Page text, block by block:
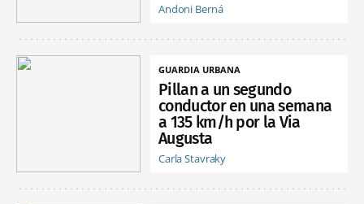
Andoni Berná
GUARDIA URBANA
Pillan a un segundo
conductor en una semana
a 135 km/h por la Via
Augusta
Carla Stavraky